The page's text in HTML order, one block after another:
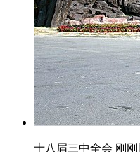
十八届三中全会 刚